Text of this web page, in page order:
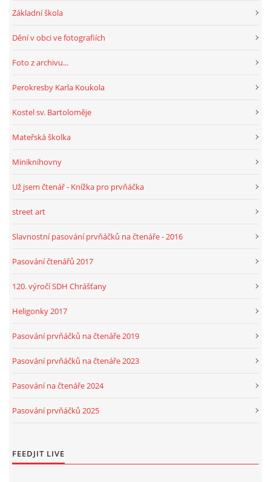
HRY, KVÍZY, VZDĚLÁVÁNÍ ON-LINE
© 2026 eStránky.cz | RSS|WebSlice Aktualizováno: 1. 8. 2026
Základní škola
Dění v obci ve fotografiích
Foto z archivu...
Perokresby Karla Koukola
Kostel sv. Bartoloměje
Mateřská školka
Miniknihovny
Už jsem čtenář - Knížka pro prvňáčka
street art
Slavnostní pasování prvňáčků na čtenáře - 2016
Pasování čtenářů 2017
120. výročí SDH Chrášťany
Heligonky 2017
Pasování prvňáčků na čtenáře 2019
Pasování prvňáčků na čtenáře 2023
Pasování na čtenáře 2024
Pasování prvňáčků 2025
FEEDJIT LIVE